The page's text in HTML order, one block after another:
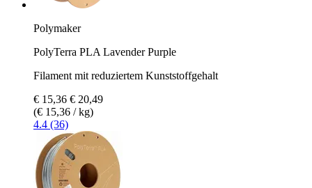
Polymaker
PolyTerra PLA Lavender Purple
Filament mit reduziertem Kunststoffgehalt
€ 15,36 € 20,49
(€ 15,36 / kg)
4.4 (36)